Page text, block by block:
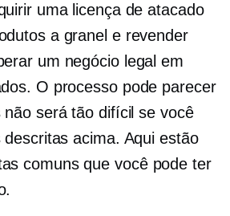
uma licença de atacado
a granel e revender
um negócio legal em
O processo pode parecer
será tão difícil se você
acima. Aqui estão
comuns que você pode ter